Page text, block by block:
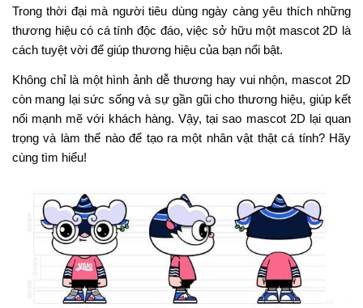
Trong thời đại mà người tiêu dùng ngày càng yêu thích những
thương hiệu có cá tính độc đáo, việc sở hữu một mascot 2D là
cách tuyệt vời để giúp thương hiệu của bạn nổi bật.
Không chỉ là một hình ảnh dễ thương hay vui nhộn, mascot 2D
còn mang lại sức sống và sự gần gũi cho thương hiệu, giúp kết
nối mạnh mẽ với khách hàng. Vậy, tại sao mascot 2D lại quan
trọng và làm thế nào để tạo ra một nhân vật thật cá tính? Hãy
cùng tìm hiểu!